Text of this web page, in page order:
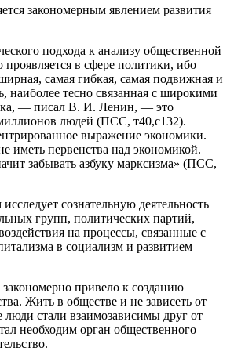
закономерным явлением развития
подхода к анализу общественной
в сфере политики, ибо
самая гибкая, самая подвижная и
наиболее тесно связанная с широкими
— писал В. И. Ленин, — это
людей (ПСС, т40,с132).
выражение экономики.
иметь первенства над экономикой.
забывать азбуку марксизма» (ПСС,
сознательную деятельность
групп, политических партий,
на процессы, связанные с
в социализм и развитием
привело к созданию
Жить в обществе и не зависеть от
люди стали взаимозависимы друг от
необходим орган общественного